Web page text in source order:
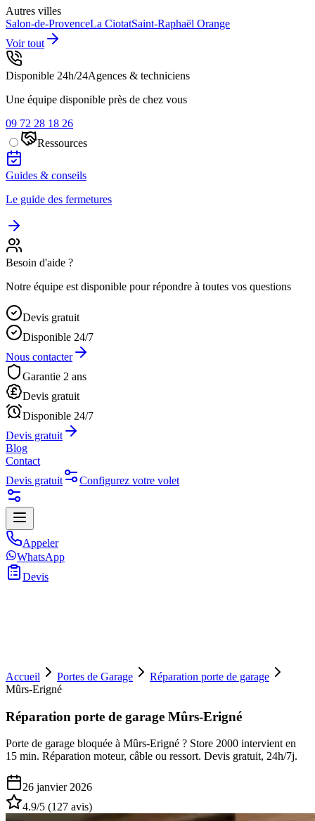
Autres villes
Salon-de-ProvenceLa CiotatSaint-Raphaël Orange
Voir tout
Disponible 24h/24Agences & techniciens
Une équipe disponible près de chez vous
09 72 28 18 26
Ressources
Guides & conseils
Le guide des fermetures
Besoin d'aide ?
Notre équipe est disponible pour répondre à toutes vos questions
Devis gratuit
Disponible 24/7
Nous contacter
Garantie 2 ans
Devis gratuit
Disponible 24/7
Devis gratuit
Blog
Contact
Devis gratuit
Configurez votre volet
Appeler
WhatsApp
Devis
Accueil Portes de Garage
Réparation porte de garage
Mûrs-Erigné
Réparation porte de garage Mûrs-Erigné
Porte de garage bloquée à Mûrs-Erigné ? Store 2000 intervient en
15 min. Réparation moteur, câble ou ressort. Devis gratuit, 24h/7j.
26 janvier 2026
4.9/5 (127 avis)